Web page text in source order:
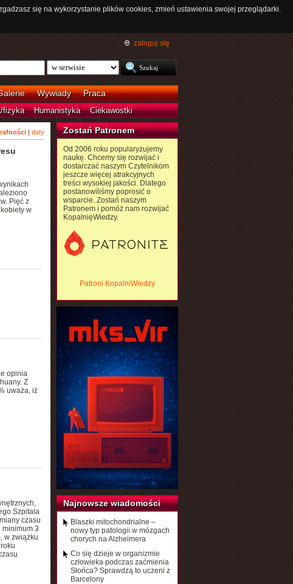
się na wykorzystanie plików cookies, zmień ustawienia swojej przeglądarki.
zaloguj się
Wywiady Praca
fizyka Humanistyka Ciekawostki
| daty
Pięć z
w
opinia
Z
uważa, iż
Szpitala
czasu
minimum 3
w związku
Zostań Patronem
Od 2006 roku popularyzujemy
naukę. Chcemy się rozwijać i
dostarczać naszym Czytelnikom
jeszcze więcej atrakcyjnych
treści wysokiej jakości. Dlatego
postanowiliśmy poprosić o
wsparcie. Zostań naszym
Patronem i pomóż nam rozwijać
KopalnięWiedzy.
Patroni KopalniWiedzy
Najnowsze wiadomości
Blaszki mitochondrialne –
nowy typ patologii w mózgach
chorych na Alzheimera
Co się dzieje w organizmie
człowieka podczas zaćmienia
Słońca? Sprawdzą to uczeni z
Barcelony